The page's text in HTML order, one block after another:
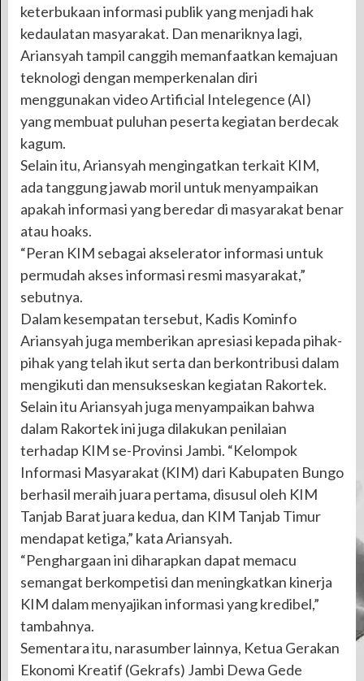
keterbukaan informasi publik yang menjadi hak
kedaulatan masyarakat. Dan menariknya lagi,
Ariansyah tampil canggih memanfaatkan kemajuan
teknologi dengan memperkenalan diri
menggunakan video Artificial Intelegence (AI)
yang membuat puluhan peserta kegiatan berdecak
kagum.
Selain itu, Ariansyah mengingatkan terkait KIM,
ada tanggung jawab moril untuk menyampaikan
apakah informasi yang beredar di masyarakat benar
atau hoaks.
“Peran KIM sebagai akselerator informasi untuk
permudah akses informasi resmi masyarakat,”
sebutnya.
Dalam kesempatan tersebut, Kadis Kominfo
Ariansyah juga memberikan apresiasi kepada pihak-
pihak yang telah ikut serta dan berkontribusi dalam
mengikuti dan mensukseskan kegiatan Rakortek.
Selain itu Ariansyah juga menyampaikan bahwa
dalam Rakortek ini juga dilakukan penilaian
terhadap KIM se-Provinsi Jambi. “Kelompok
Informasi Masyarakat (KIM) dari Kabupaten Bungo
berhasil meraih juara pertama, disusul oleh KIM
Tanjab Barat juara kedua, dan KIM Tanjab Timur
mendapat ketiga,” kata Ariansyah.
“Penghargaan ini diharapkan dapat memacu
semangat berkompetisi dan meningkatkan kinerja
KIM dalam menyajikan informasi yang kredibel,”
tambahnya.
Sementara itu, narasumber lainnya, Ketua Gerakan
Ekonomi Kreatif (Gekrafs) Jambi Dewa Gede